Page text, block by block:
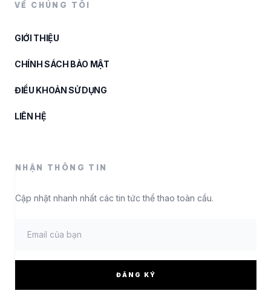
VỀ CHÚNG TÔI
GIỚI THIỆU
CHÍNH SÁCH BẢO MẬT
ĐIỀU KHOẢN SỬ DỤNG
LIÊN HỆ
NHẬN THÔNG TIN
Cập nhật nhanh nhất các tin tức thể thao toàn cầu.
ĐĂNG KÝ